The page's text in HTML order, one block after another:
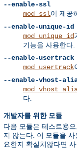
--enable-ssl
mod_ssl이 제공
--enable-unique-id
mod_unique_id
기능을 사용한다.
--enable-usertrack
mod_usertrack
--enable-vhost-
다.
개발자를 위한 모듈
다음 모듈은 테스트용
지 않는다. 이 모듈을
요한지 확실치않다면